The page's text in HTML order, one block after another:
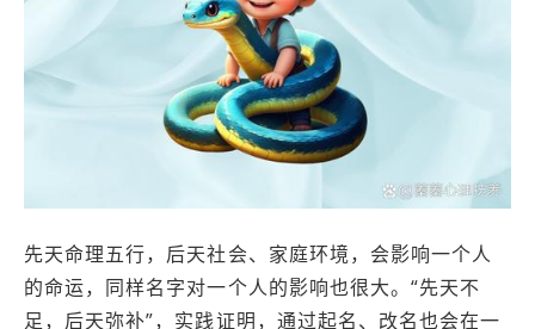
先天命理五行，后天社会、家庭环境，会影响一个人
的命运，同样名字对一个人的影响也很大。“先天不
足，后天弥补”，实践证明，通过起名、改名也会在一